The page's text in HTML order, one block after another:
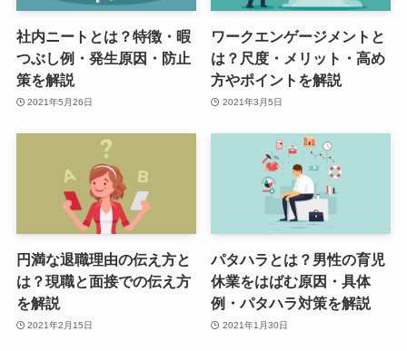
社内ニートとは？特徴・暇
つぶし例・発生原因・防止
策を解説
2021年5月26日
ワークエンゲージメントと
は？尺度・メリット・高め
方やポイントを解説
2021年3月5日
円満な退職理由の伝え方と
は？現職と面接での伝え方
を解説
2021年2月15日
パタハラとは？男性の育児
休業をはばむ原因・具体
例・パタハラ対策を解説
2021年1月30日